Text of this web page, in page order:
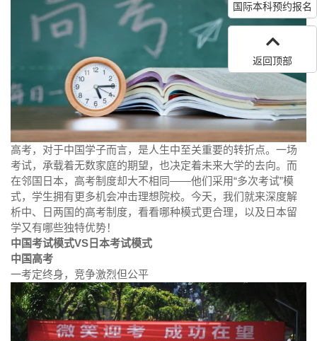
高考，对于中国学子而言，是人生中至关重要的转折点。一场
考试，承载着无数家庭的期望，也决定着未来大学的去向。而
在邻国日本，高考制度却大不相同——他们采用“多次考试”模
式，学生拥有更多机会冲击理想院校。今天，我们就来深度解
析中、日两国的高考制度，看看哪种模式更合理，以及日本留
学又有哪些独特优势！
中国考试模式VS日本考试模式
中国高考
一考定终身，竞争激烈但公平
国际本科预约报名
返回顶部